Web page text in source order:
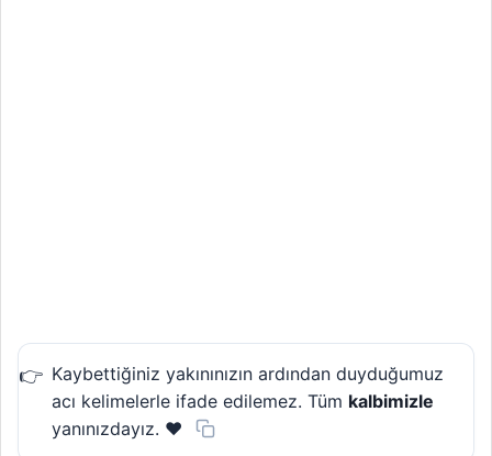
Kaybettiğiniz yakınınızın ardından duyduğumuz
acı kelimelerle ifade edilemez. Tüm kalbimizle
yanınızdayız. ❤️